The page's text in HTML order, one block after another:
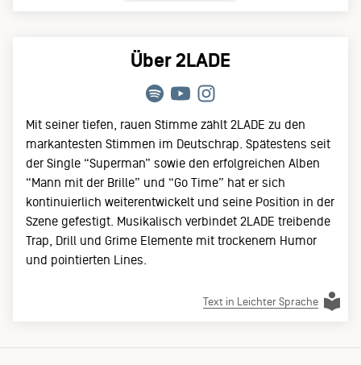
Über 2LADE
Mit seiner tiefen, rauen Stimme zählt 2LADE zu den
markantesten Stimmen im Deutschrap. Spätestens seit
der Single “Superman” sowie den erfolgreichen Alben
“Mann mit der Brille” und “Go Time” hat er sich
kontinuierlich weiterentwickelt und seine Position in der
Szene gefestigt. Musikalisch verbindet 2LADE treibende
Trap, Drill und Grime Elemente mit trockenem Humor
und pointierten Lines.
Text in Leichter Sprache